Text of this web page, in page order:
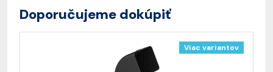
Doporučujeme dokúpiť
Viac variantov